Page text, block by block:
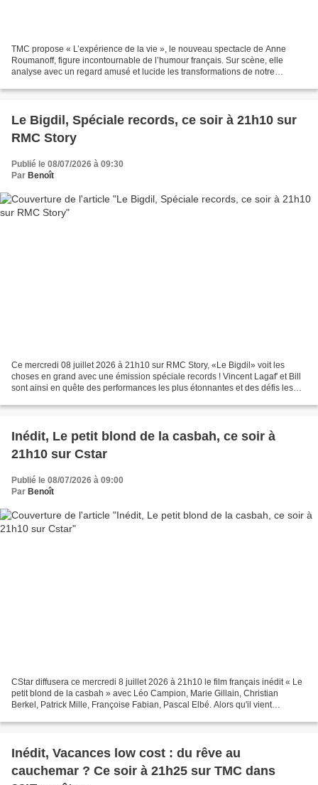
TMC propose « L’expérience de la vie », le nouveau spectacle de Anne
Roumanoff, figure incontournable de l’humour français. Sur scène, elle
analyse avec un regard amusé et lucide les transformations de notre
Le Bigdil, Spéciale records, ce soir à 21h10 sur
RMC Story
Publié le 08/07/2026 à 09:30
Par Benoît
Ce mercredi 08 juillet 2026 à 21h10 sur RMC Story, «Le Bigdil» voit les
choses en grand avec une émission spéciale records ! Vincent Lagaf' et Bill
sont ainsi en quête des performances les plus étonnantes et des défis les
Inédit, Le petit blond de la casbah, ce soir à
21h10 sur Cstar
Publié le 08/07/2026 à 09:00
Par Benoît
CStar diffusera ce mercredi 8 juillet 2026 à 21h10 le film français inédit « Le
petit blond de la casbah » avec Léo Campion, Marie Gillain, Christian
Berkel, Patrick Mille, Françoise Fabian, Pascal Elbé. Alors qu'il vient
Inédit, Vacances low cost : du rêve au
cauchemar ? Ce soir à 21h25 sur TMC dans